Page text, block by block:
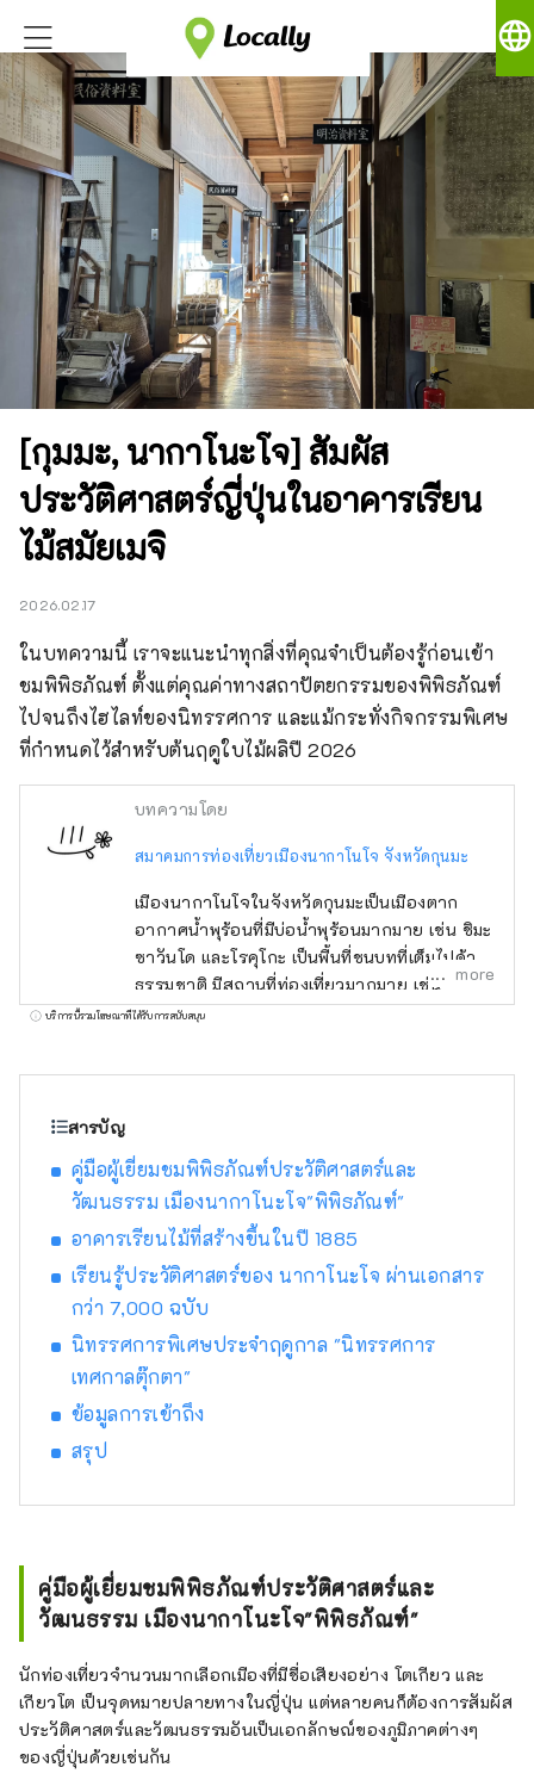
language
[กุมมะ, นากาโนะโจ] สัมผัส
ประวัติศาสตร์ญี่ปุ่นในอาคารเรียน
ไม้สมัยเมจิ
2026.02.17
ในบทความนี้ เราจะแนะนำทุกสิ่งที่คุณจำเป็นต้องรู้ก่อนเข้า
ชมพิพิธภัณฑ์ ตั้งแต่คุณค่าทางสถาปัตยกรรมของพิพิธภัณฑ์
ไปจนถึงไฮไลท์ของนิทรรศการ และแม้กระทั่งกิจกรรมพิเศษ
ที่กำหนดไว้สำหรับต้นฤดูใบไม้ผลิปี 2026
บทความโดย
สมาคมการท่องเที่ยวเมืองนากาโนโจ จังหวัดกุนมะ
เมืองนากาโนโจในจังหวัดกุนมะเป็นเมืองตาก
อากาศน้ำพุร้อนที่มีบ่อน้ำพุร้อนมากมาย เช่น ชิมะ
ซาวันโด และโรคุโกะ เป็นพื้นที่ชนบทที่เต็มไปด้วย
ธรรมชาติ มีสถานที่ท่องเที่ยวมากมาย เช่น
ทะเลสาบโนโซริ โยชิกาฮิระ และสวนชัตสึโบมิโง
โจกัน
more
บริการนี้รวมโฆษณาที่ได้รับการสนับสนุน
สารบัญ
คู่มือผู้เยี่ยมชมพิพิธภัณฑ์ประวัติศาสตร์และ
วัฒนธรรม เมืองนากาโนะโจ"พิพิธภัณฑ์"
อาคารเรียนไม้ที่สร้างขึ้นในปี 1885
เรียนรู้ประวัติศาสตร์ของ นากาโนะโจ ผ่านเอกสาร
กว่า 7,000 ฉบับ
นิทรรศการพิเศษประจำฤดูกาล "นิทรรศการ
เทศกาลตุ๊กตา"
ข้อมูลการเข้าถึง
สรุป
คู่มือผู้เยี่ยมชมพิพิธภัณฑ์ประวัติศาสตร์และ
วัฒนธรรม เมืองนากาโนะโจ"พิพิธภัณฑ์"
นักท่องเที่ยวจำนวนมากเลือกเมืองที่มีชื่อเสียงอย่าง โตเกียว และ
เกียวโต เป็นจุดหมายปลายทางในญี่ปุ่น แต่หลายคนก็ต้องการสัมผัส
ประวัติศาสตร์และวัฒนธรรมอันเป็นเอกลักษณ์ของภูมิภาคต่างๆ
ของญี่ปุ่นด้วยเช่นกัน